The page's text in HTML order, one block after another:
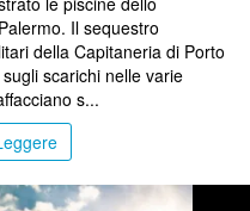
Il sequestro
della Capitaneria di Porto
scarichi nelle varie
s...